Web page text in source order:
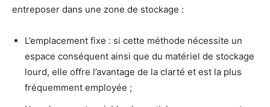
entreposer dans une zone de stockage :
L’emplacement fixe : si cette méthode nécessite un
espace conséquent ainsi que du matériel de stockage
lourd, elle offre l’avantage de la clarté et est la plus
fréquemment employée ;